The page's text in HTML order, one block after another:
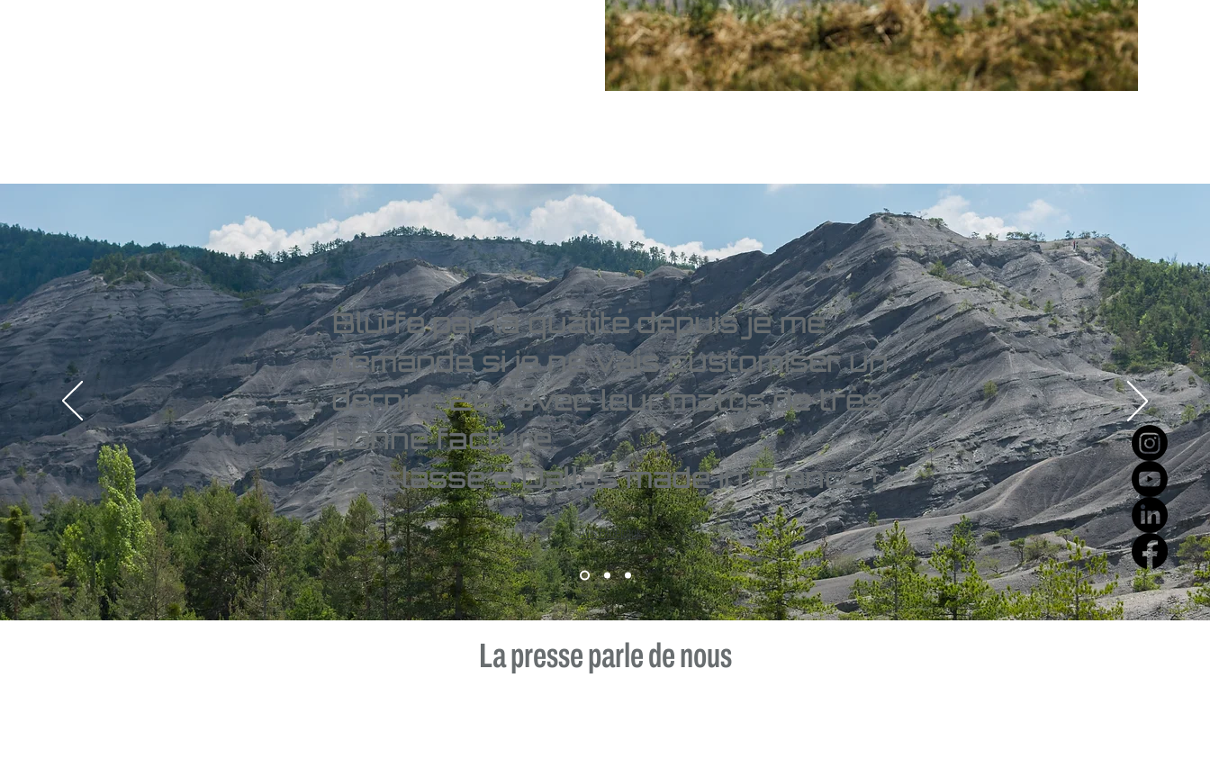
Bluffé par la qualité depuis je me
demande si je ne vais customiser un
dernier 26" avec leur matos de très
bonne facture.
La classe à Dallas made in France !
Avis Facebook
La presse parle de nous